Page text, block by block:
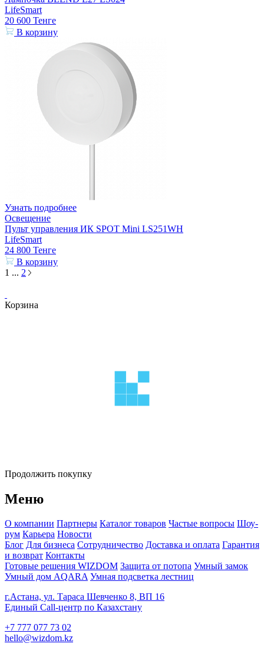
LifeSmart
20 600 Тенге
В корзину
Узнать подробнее
Освещение
Пульт управления ИК SPOT Mini LS251WH
LifeSmart
24 800 Тенге
В корзину
1 ... 2
Корзина
Продолжить покупку
Меню
О компании Партнеры Каталог товаров Частые вопросы Шоу-
рум Карьера Новости
Блог Для бизнеса Сотрудничество Доставка и оплата Гарантия
и возврат Контакты
Готовые решения WIZDOM Защита от потопа Умный замок
Умный дом AQARA Умная подсветка лестниц
г.Астана, ул. Тараса Шевченко 8, ВП 16
Единый Call-центр по Казахстану
+7 777 077 73 02
hello@wizdom.kz